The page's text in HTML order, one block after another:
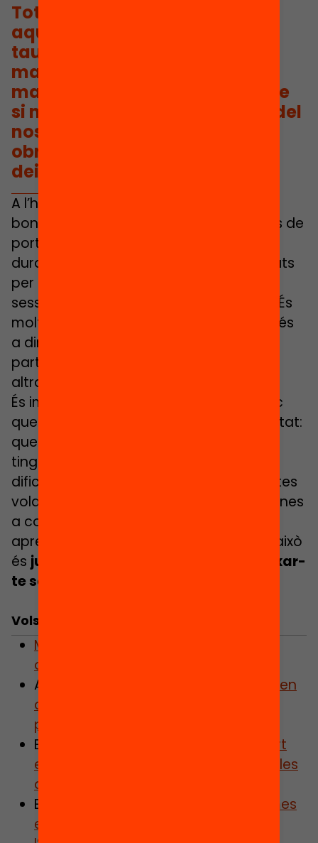
Tot aquest aprenentatge i
aquestes bondats dels jocs de
taula i de les activitats
manipulatives a l’aula de
matemàtiques no serà possible
si nosaltres, adults i referents del
nostre alumnat no juguem,
obrim la nostra ment i ens
deixem sorprendre.
A l’hora de portar un joc, caldrà fer una
bona selecció d’aquells que siguin fàcils de
portar a l’aula, amb instruccions clares,
durada de la partida d’entre 10 i 15 minuts
per a poder fer més d’una partida a la
sessió i amb preu assequible (15-20€). És
molt important que tingui rejugabilitat, és
a dir, que un cop acabada la primera
partida tinguis ganes de jugar-ne una
altra.
És important també que coneguis el joc
que faràs servir, que el coneguis de veritat:
que tinguis clares les instruccions, que
tinguis una idea de quines preguntes o
dificultats poden sorgir i quines preguntes
voldràs llançar per tal d’ajudar als alumnes
a consolidar els conceptes o
aprenentatges. I l’única manera de fer això
és jugar, jugar i jugar, divertir-te i deixar-
te sorprendre!
Vols saber-ne més?
MATH TUTORING. Multipliquem les
oportunitats d’èxit educatiu
ARTICLE.
Alerta per l’acusat descens en
competència matemàtica: com
podem evitar la seva cronificació?
ENTREVISTA.
«Els programes de suport
educatiu poden reduir eficientment les
desigualtats educatives»
ENTREVISTA.
“L’avaluació de programes
educatius és clau per saber-ne